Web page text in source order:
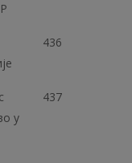
436
у
437